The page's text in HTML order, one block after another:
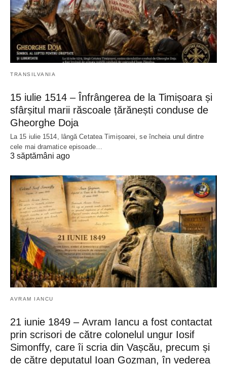
TRANSILVANIA
15 iulie 1514 – Înfrângerea de la Timișoara și
sfârșitul marii răscoale țărănești conduse de
Gheorghe Doja
La 15 iulie 1514, lângă Cetatea Timișoarei, se încheia unul dintre
cele mai dramatice episoade…
3 săptămâni ago
AVRAM IANCU
21 iunie 1849 – Avram Iancu a fost contactat
prin scrisori de către colonelul ungur Iosif
Simonffy, care îi scria din Vașcău, precum și
de către deputatul Ioan Gozman, în vederea